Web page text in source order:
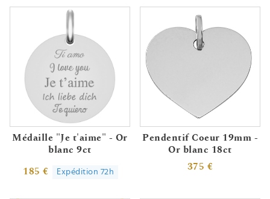
Médaille "Je t'aime" - Or
blanc 9ct
185 € Expédition 72h
Pendentif Coeur 19mm -
Or blanc 18ct
375 €